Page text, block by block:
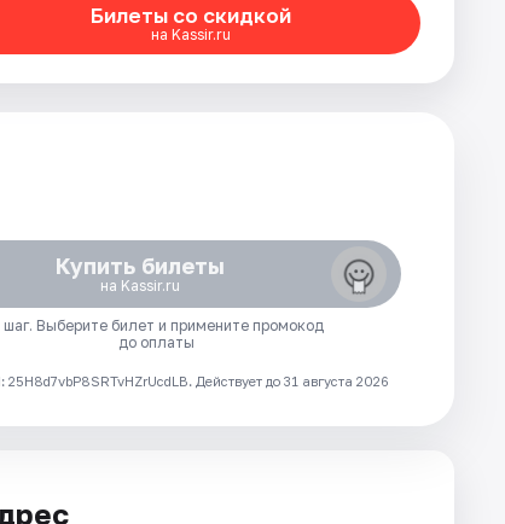
Билеты со скидкой
на Kassir.ru
Купить билеты
на Kassir.ru
шаг. Выберите билет и примените промокод
до оплаты
Действует до 31 августа 2026